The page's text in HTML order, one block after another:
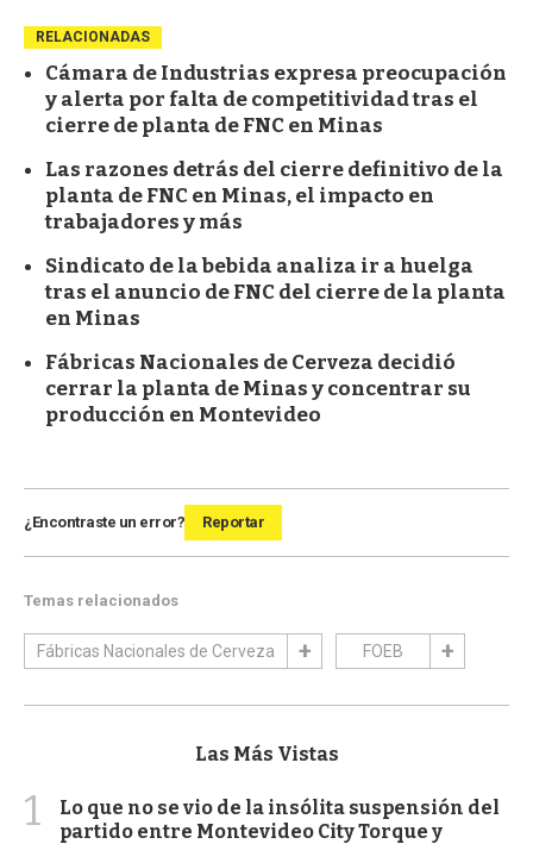
RELACIONADAS
Cámara de Industrias expresa preocupación
y alerta por falta de competitividad tras el
cierre de planta de FNC en Minas
Las razones detrás del cierre definitivo de la
planta de FNC en Minas, el impacto en
trabajadores y más
Sindicato de la bebida analiza ir a huelga
tras el anuncio de FNC del cierre de la planta
en Minas
Fábricas Nacionales de Cerveza decidió
cerrar la planta de Minas y concentrar su
producción en Montevideo
¿Encontraste un error? Reportar
Temas relacionados
Fábricas Nacionales de Cerveza FOEB
Las Más Vistas
1
Lo que no se vio de la insólita suspensión del
partido entre Montevideo City Torque y